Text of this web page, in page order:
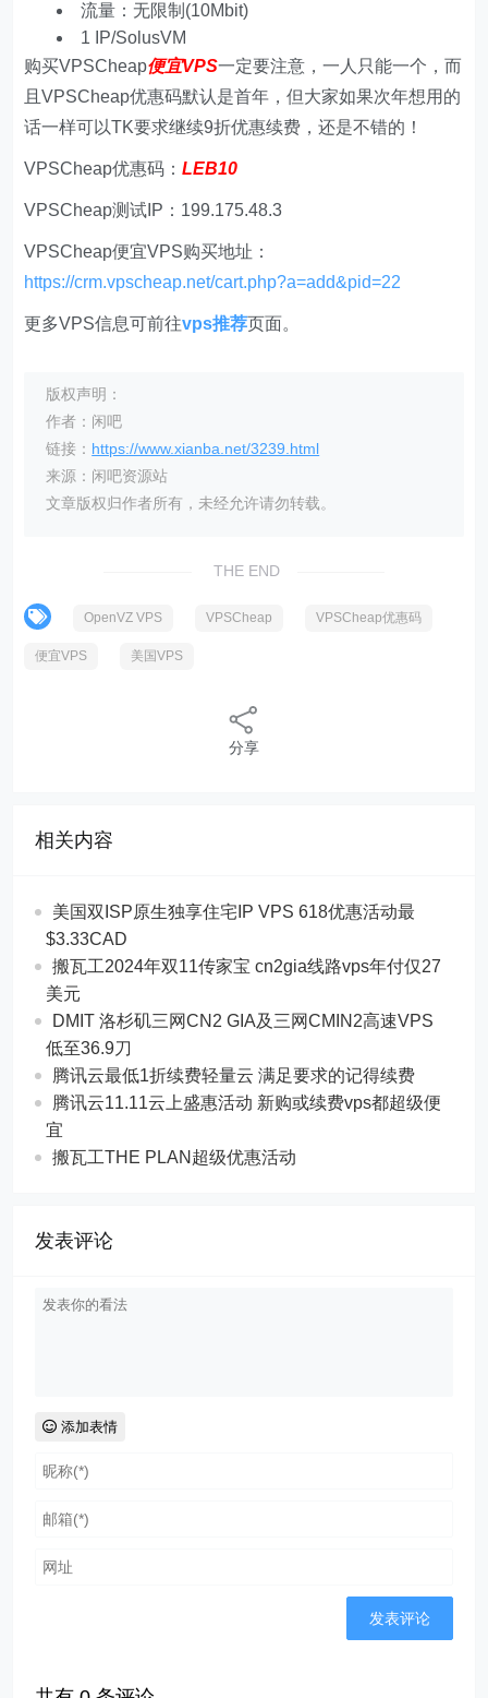
流量：无限制(10Mbit)
1 IP/SolusVM
购买VPSCheap便宜VPS一定要注意，一人只能一个，而
且VPSCheap优惠码默认是首年，但大家如果次年想用的
话一样可以TK要求继续9折优惠续费，还是不错的！
VPSCheap优惠码：LEB10
VPSCheap测试IP：199.175.48.3
VPSCheap便宜VPS购买地址：
https://crm.vpscheap.net/cart.php?a=add&pid=22
更多VPS信息可前往vps推荐页面。
版权声明：
作者：闲吧
链接： https://www.xianba.net/3239.html
来源：闲吧资源站
文章版权归作者所有，未经允许请勿转载。
THE END
OpenVZ VPS VPSCheap VPSCheap优惠码
便宜VPS 美国VPS
分享
相关内容
美国双ISP原生独享住宅IP VPS 618优惠活动最
$3.33CAD
搬瓦工2024年双11传家宝 cn2gia线路vps年付仅27
美元
DMIT 洛杉矶三网CN2 GIA及三网CMIN2高速VPS
低至36.9刀
腾讯云最低1折续费轻量云 满足要求的记得续费
腾讯云11.11云上盛惠活动 新购或续费vps都超级便
宜
搬瓦工THE PLAN超级优惠活动
发表评论
添加表情